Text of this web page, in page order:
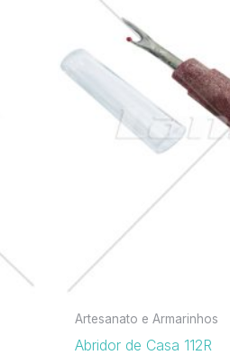
Artesanato e Armarinhos
Abridor de Casa 112R